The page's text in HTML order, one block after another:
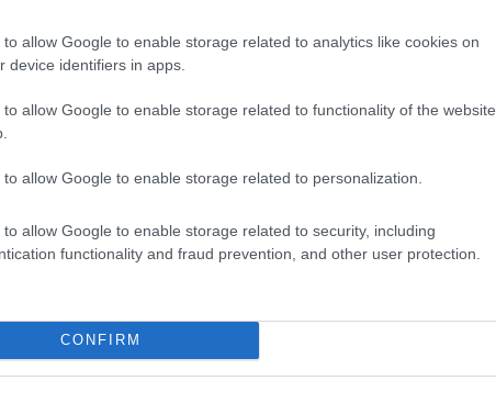
to allow Google to enable storage related to analytics like cookies on
device identifiers in apps.
to allow Google to enable storage related to functionality of the website
to allow Google to enable storage related to personalization.
to allow Google to enable storage related to security, including
functionality and fraud prevention, and other user protection.
CONFIRM
τηΒΙΑΝΕΞ, χτίζοντας σχέσεις
τεχνογνωσία. Μας δίδαξε πώς να
με γνώμονα την ηθική και την
της ΒΙΑΝΕΞ για το κοινωνικό της
του».